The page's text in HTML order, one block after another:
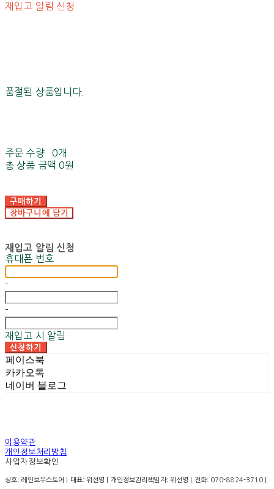
재입고 알림 신청
품절된 상품입니다.
주문 수량
0개
총 상품 금액 0원
구매하기
장바구니에 담기
재입고 알림 신청
휴대폰 번호
-
-
재입고 시 알림
신청하기
페이스북
카카오톡
네이버 블로그
이용약관
개인정보처리방침
사업자정보확인
상호: 레인보우스토어 | 대표: 위선영 | 개인정보관리책임자: 위선영 | 전화: 070-8824-3710 |